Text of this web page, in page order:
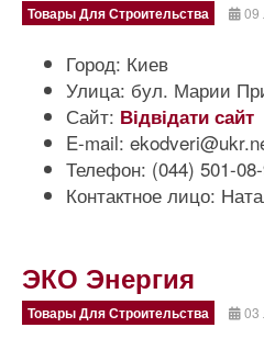
Товары Для Строительства 09
Город: Киев
Улица: бул. Марии
Сайт: Відвідати сайт
E-mail:
Телефон: (044) 501-
Контактное лицо:
ЭКО Энергия
Товары Для Строительства 03